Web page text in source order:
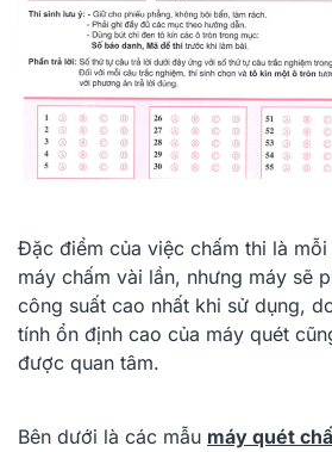
Đặc điểm của việc chấm thi là
máy chấm vài lần, nhưng máy sẽ
công suất cao nhất khi sử dụng,
tính ổn định cao của máy quét
được quan tâm.
Bên dưới là các mẫu máy quét